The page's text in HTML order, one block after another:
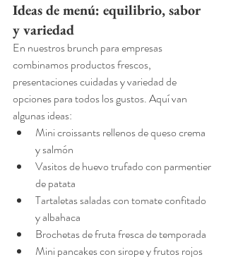
Ideas de menú: equilibrio, sabor
y variedad
En nuestros brunch para empresas
combinamos productos frescos,
presentaciones cuidadas y variedad de
opciones para todos los gustos. Aquí van
algunas ideas:
Mini croissants rellenos de queso crema
y salmón
Vasitos de huevo trufado con parmentier
de patata
Tartaletas saladas con tomate confitado
y albahaca
Brochetas de fruta fresca de temporada
Mini pancakes con sirope y frutos rojos